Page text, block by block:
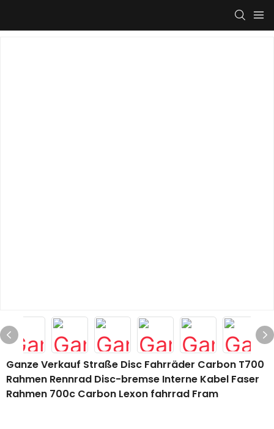
Ganze Verkauf Straße Disc Fahrräder Carbon T700
Rahmen Rennrad Disc-bremse Interne Kabel Faser
Rahmen 700c Carbon Lexon fahrrad Fram